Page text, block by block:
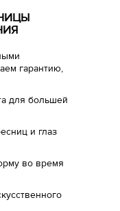
гарантию,
для большей
и глаз
во время